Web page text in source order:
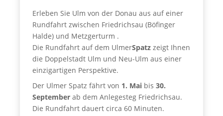
Erleben Sie Ulm von der Donau aus auf einer
Rundfahrt zwischen Friedrichsau (Böfinger
Halde) und Metzgerturm .
Die Rundfahrt auf dem UlmerSpatz zeigt Ihnen
die Doppelstadt Ulm und Neu-Ulm aus einer
einzigartigen Perspektive.
Der Ulmer Spatz fährt von 1. Mai bis30.
Septemberab dem Anlegesteg Friedrichsau.
Die Rundfahrt dauert circa 60 Minuten.